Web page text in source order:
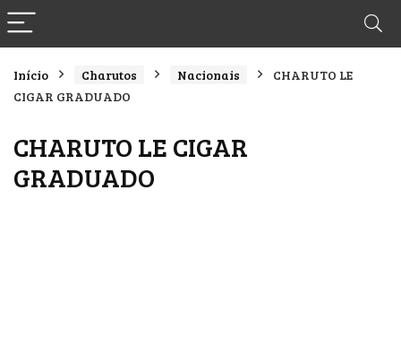
Início Charutos Nacionais
CHARUTO LE
CIGAR GRADUADO
CHARUTO LE CIGAR
GRADUADO